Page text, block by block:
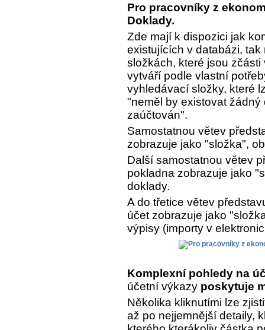
Pro pracovníky z
Doklady.
Zde mají k dispozici jak
existujících v databázi,
složkách, které jsou
vytváří podle vlastní
vyhledávací složky, které
"neměl by existovat
zaúčtován".
Samostatnou větev
zobrazuje jako "složka",
Další samostatnou větev
pokladna zobrazuje jako
doklady.
A do třetice větev
účet zobrazuje jako
výpisy (importy v
Komplexní pohledy na
účetní výkazy poskytuje
Několika kliknutími lze
až po nejjemnější detaily,